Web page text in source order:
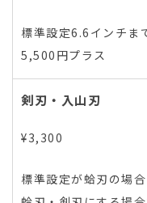
標準設定6.6インチ
5,500円プラス
剣刃・入山刃
¥3,300
標準設定が蛤刃の場